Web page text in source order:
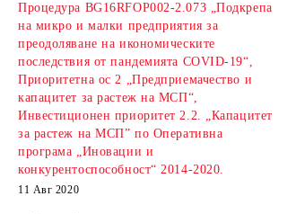
Процедура BG16RFOP002-2.073 „Подкрепа
на микро и малки предприятия за
преодоляване на икономическите
последствия от пандемията COVID-19“,
Приоритетна ос 2 „Предприемачество и
капацитет за растеж на МСП“,
Инвестиционен приоритет 2.2. „Капацитет
за растеж на МСП” по Оперативна
програма „Иновации и
конкурентоспособност“ 2014-2020.
11 Авг 2020